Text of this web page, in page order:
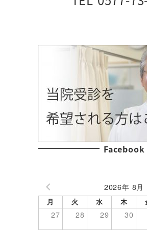
Facebook
2026年 8月
月 火 水 木
27 28 29 30